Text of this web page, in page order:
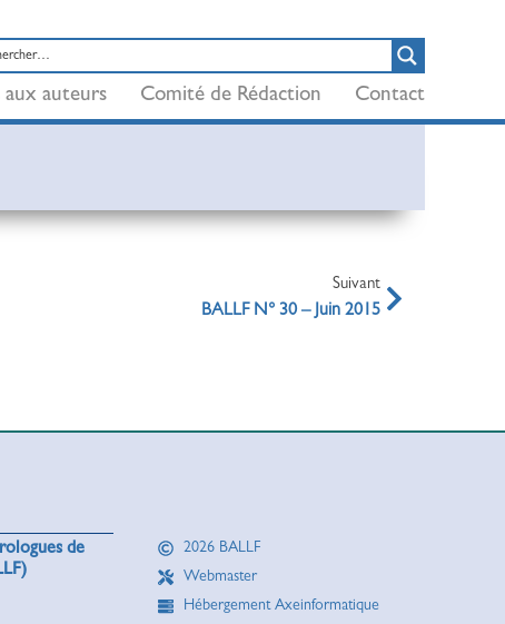
aux auteurs Comité de Rédaction Contact
Suivant
BALLF N° 30 – Juin 2015
de
2026 BALLF
Webmaster
Hébergement Axeinformatique